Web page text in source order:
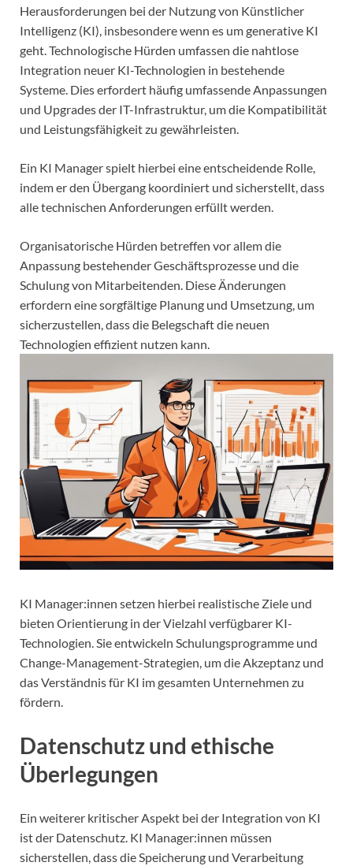
Herausforderungen bei der Nutzung von Künstlicher
Intelligenz (KI), insbesondere wenn es um generative KI
geht. Technologische Hürden umfassen die nahtlose
Integration neuer KI-Technologien in bestehende
Systeme. Dies erfordert häufig umfassende Anpassungen
und Upgrades der IT-Infrastruktur, um die Kompatibilität
und Leistungsfähigkeit zu gewährleisten.
Ein KI Manager spielt hierbei eine entscheidende Rolle,
indem er den Übergang koordiniert und sicherstellt, dass
alle technischen Anforderungen erfüllt werden.
Organisatorische Hürden betreffen vor allem die
Anpassung bestehender Geschäftsprozesse und die
Schulung von Mitarbeitenden. Diese Änderungen
erfordern eine sorgfältige Planung und Umsetzung, um
sicherzustellen, dass die Belegschaft die neuen
Technologien effizient nutzen kann.
KI Manager:innen setzen hierbei realistische Ziele und
bieten Orientierung in der Vielzahl verfügbarer KI-
Technologien. Sie entwickeln Schulungsprogramme und
Change-Management-Strategien, um die Akzeptanz und
das Verständnis für KI im gesamten Unternehmen zu
fördern.
Datenschutz und ethische
Überlegungen
Ein weiterer kritischer Aspekt bei der Integration von KI
ist der Datenschutz. KI Manager:innen müssen
sicherstellen, dass die Speicherung und Verarbeitung